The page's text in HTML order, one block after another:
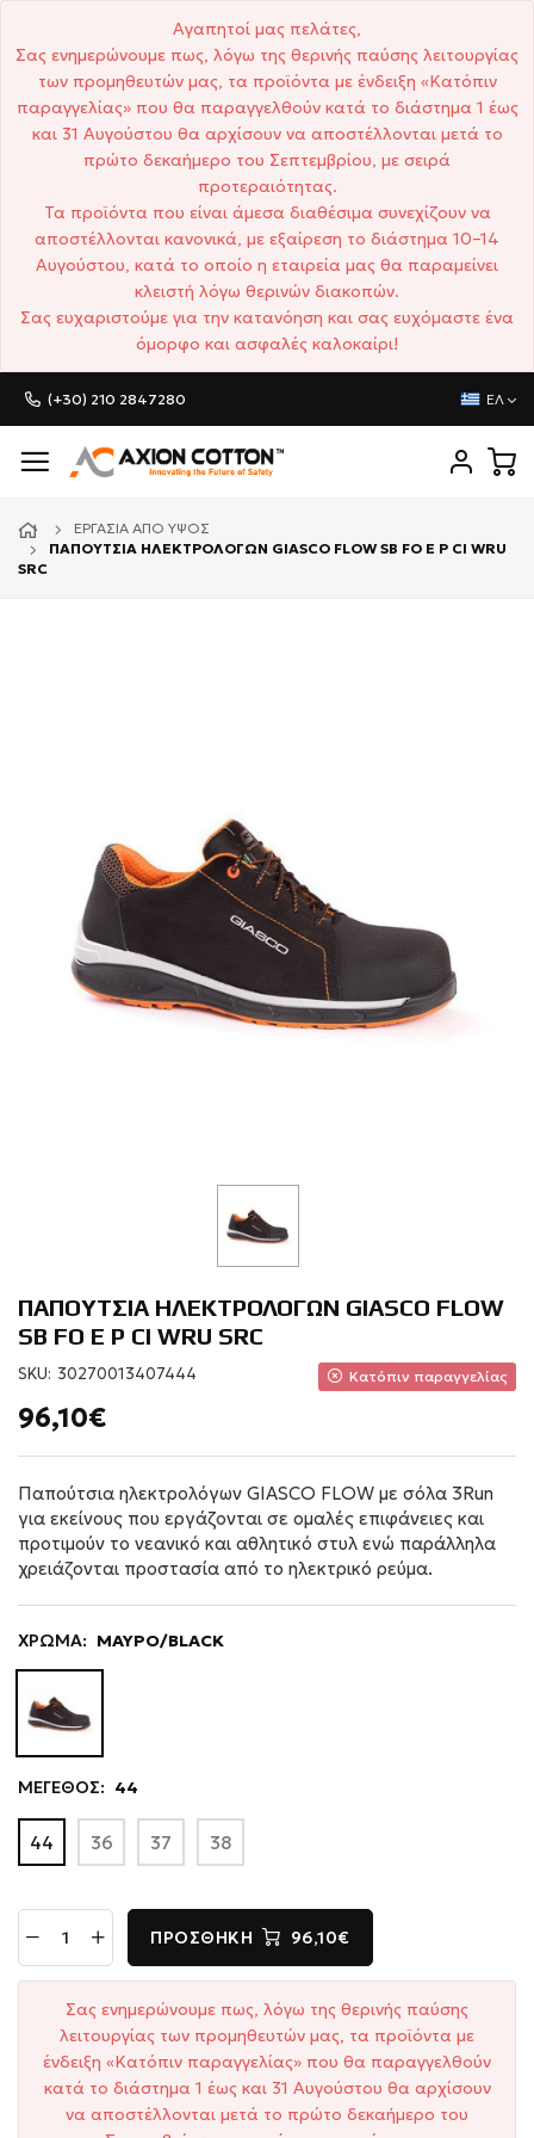
Αγαπητοί μας πελάτες,
Σας ενημερώνουμε πως, λόγω της θερινής παύσης λειτουργίας
των προμηθευτών μας, τα προϊόντα με ένδειξη «Κατόπιν
παραγγελίας» που θα παραγγελθούν κατά το διάστημα 1 έως
και 31 Αυγούστου θα αρχίσουν να αποστέλλονται μετά το
πρώτο δεκαήμερο του Σεπτεμβρίου, με σειρά
προτεραιότητας.
Τα προϊόντα που είναι άμεσα διαθέσιμα συνεχίζουν να
αποστέλλονται κανονικά, με εξαίρεση το διάστημα 10–14
Αυγούστου, κατά το οποίο η εταιρεία μας θα παραμείνει
κλειστή λόγω θερινών διακοπών.
Σας ευχαριστούμε για την κατανόηση και σας ευχόμαστε ένα
όμορφο και ασφαλές καλοκαίρι!
(+30) 210 2847280 ΕΛ
ΕΡΓΑΣΊΑ ΑΠΌ ΎΨΟΣ
ΠΑΠΟΥΤΣΙΑ ΗΛΕΚΤΡΟΛΟΓΩΝ GIASCO FLOW SB FO E P CI WRU
SRC
ΠΑΠΟΥΤΣΙΑ ΗΛΕΚΤΡΟΛΟΓΩΝ GIASCO FLOW
SB FO E P CI WRU SRC
SKU: 30270013407444 Κατόπιν παραγγελίας
96,10€
Παπούτσια ηλεκτρολόγων GIASCO FLOW με σόλα 3Run
για εκείνους που εργάζονται σε ομαλές επιφάνειες και
προτιμούν το νεανικό και αθλητικό στυλ ενώ παράλληλα
χρειάζονται προστασία από το ηλεκτρικό ρεύμα.
ΧΡΩΜΑ: ΜΑΥΡΟ/BLACK
ΜΕΓΕΘΟΣ: 44
44 36 37 38
ΠΡΟΣΘΉΚΗ 96,10€
Σας ενημερώνουμε πως, λόγω της θερινής παύσης
λειτουργίας των προμηθευτών μας, τα προϊόντα με
ένδειξη «Κατόπιν παραγγελίας» που θα παραγγελθούν
κατά το διάστημα 1 έως και 31 Αυγούστου θα αρχίσουν
να αποστέλλονται μετά το πρώτο δεκαήμερο του